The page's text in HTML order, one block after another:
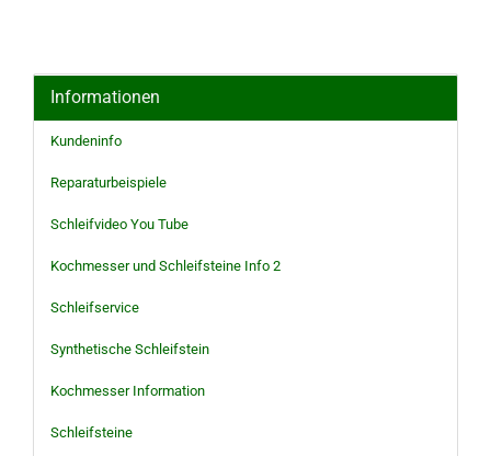
Informationen
Kundeninfo
Reparaturbeispiele
Schleifvideo You Tube
Kochmesser und Schleifsteine Info 2
Schleifservice
Synthetische Schleifstein
Kochmesser Information
Schleifsteine